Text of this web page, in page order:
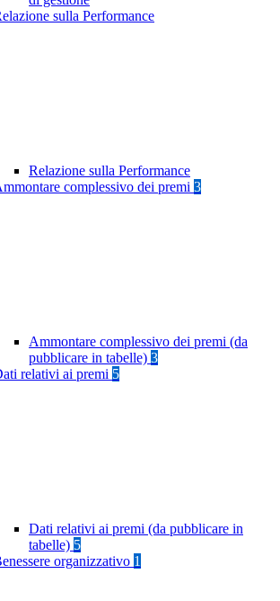
sulla Performance
Relazione sulla Performance
complessivo dei premi 3
Ammontare complessivo dei premi (da
pubblicare in tabelle) 3
relativi ai premi 5
Dati relativi ai premi (da pubblicare in
tabelle) 5
organizzativo 1